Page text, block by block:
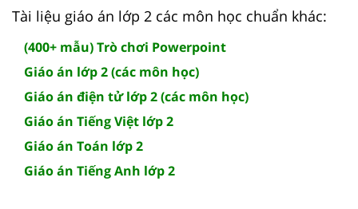
Tài liệu giáo án lớp 2 các môn học chuẩn khác:
(400+ mẫu) Trò chơi Powerpoint
Giáo án lớp 2 (các môn học)
Giáo án điện tử lớp 2 (các môn học)
Giáo án Tiếng Việt lớp 2
Giáo án Toán lớp 2
Giáo án Tiếng Anh lớp 2